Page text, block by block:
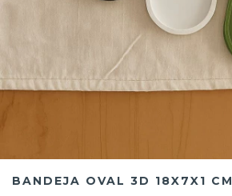
BANDEJA OVAL 3D 18X7X1 CM